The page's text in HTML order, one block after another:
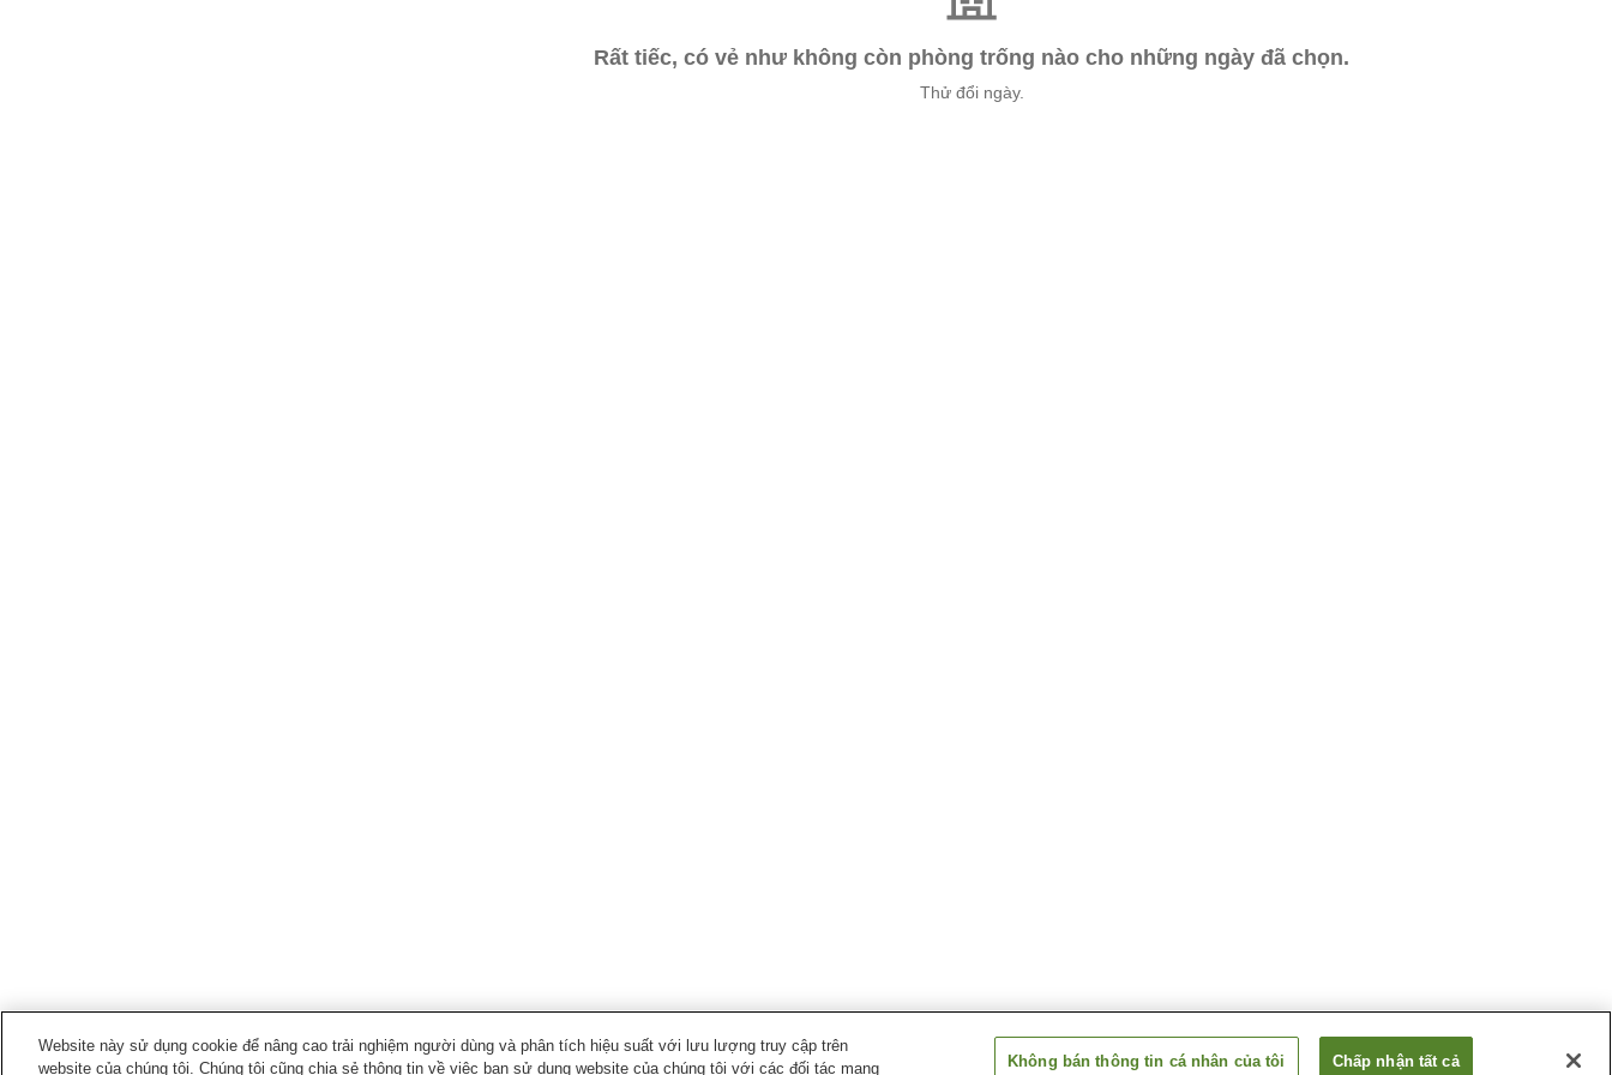
Rất tiếc, có vẻ như không còn phòng trống nào cho những ngày đã chọn.
Thử đổi ngày.
Website này sử dụng cookie để nâng cao trải nghiệm người dùng và phân tích hiệu suất với lưu lượng truy cập trên
website của chúng tôi. Chúng tôi cũng chia sẻ thông tin về việc bạn sử dụng website của chúng tôi với các đối tác mạng
Không bán thông tin cá nhân của tôi Chấp nhận tất cả